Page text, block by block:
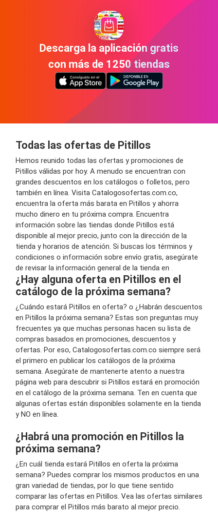
Descarga la aplicación gratis
con más de 1250 tiendas
Todas las ofertas de Pitillos
Hemos reunido todas las ofertas y promociones de
Pitillos válidas por hoy. A menudo se encuentran con
grandes descuentos en los catálogos o folletos, pero
también en línea. Visita Catalogosofertas.com.co,
encuentra la oferta más barata en Pitillos y ahorra
mucho dinero en tu próxima compra. Encuentra
información sobre las tiendas donde Pitillos está
disponible al mejor precio, junto con la dirección de la
tienda y horarios de atención. Si buscas los términos y
condiciones o información sobre envío gratis, asegúrate
de revisar la información general de la tienda en
¿Hay alguna oferta en Pitillos en el
catálogo de la próxima semana?
¿Cuándo estará Pitillos en oferta? o ¿Habrán descuentos
en Pitillos la próxima semana? Estas son preguntas muy
frecuentes ya que muchas personas hacen su lista de
compras basados en promociones, descuentos y
ofertas. Por eso, Catalogosofertas.com.co siempre será
el primero en publicar los catálogos de la próxima
semana. Asegúrate de mantenerte atento a nuestra
página web para descubrir si Pitillos estará en promoción
en el catálogo de la próxima semana. Ten en cuenta que
algunas ofertas están disponibles solamente en la tienda
y NO en línea.
¿Habrá una promoción en Pitillos la
próxima semana?
¿En cuál tienda estará Pitillos en oferta la próxima
semana? Puedes comprar los mismos productos en una
gran variedad de tiendas, por lo que tiene sentido
comparar las ofertas en Pitillos. Vea las ofertas similares
para comprar el Pitillos más barato al mejor precio.